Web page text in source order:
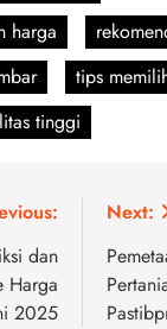
harga
tips
tinggi
dan
Harga
2025
Next: